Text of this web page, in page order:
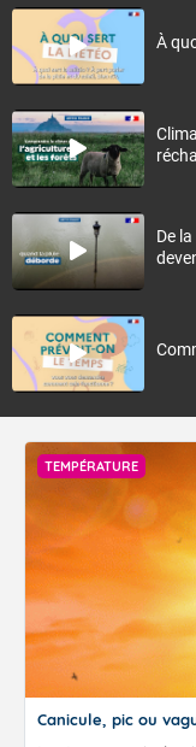
À
De
TEMPÉRATURE
Canicule, pic ou